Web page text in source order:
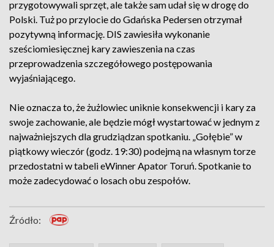
przygotowywali sprzęt, ale także sam udał się w drogę do
Polski. Tuż po przylocie do Gdańska Pedersen otrzymał
pozytywną informację. DIS zawiesiła wykonanie
sześciomiesięcznej kary zawieszenia na czas
przeprowadzenia szczegółowego postępowania
wyjaśniającego.
Nie oznacza to, że żużlowiec uniknie konsekwencji i kary za
swoje zachowanie, ale będzie mógł wystartować w jednym z
najważniejszych dla grudziądzan spotkaniu. „Gołębie” w
piątkowy wieczór (godz. 19:30) podejmą na własnym torze
przedostatni w tabeli eWinner Apator Toruń. Spotkanie to
może zadecydować o losach obu zespołów.
Źródło: